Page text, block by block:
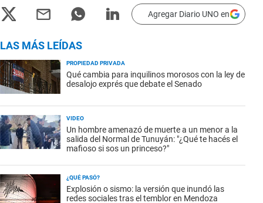
Agregar Diario UNO en
LAS MÁS LEÍDAS
PROPIEDAD PRIVADA
Qué cambia para inquilinos morosos con la ley de
desalojo exprés que debate el Senado
VIDEO
Un hombre amenazó de muerte a un menor a la
salida del Normal de Tunuyán: "¿Qué te hacés el
mafioso si sos un princeso?"
¿QUÉ PASÓ?
Explosión o sismo: la versión que inundó las
redes sociales tras el temblor en Mendoza